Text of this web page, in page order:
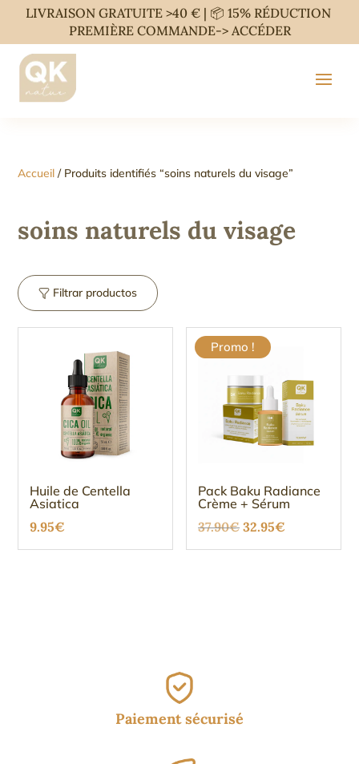
LIVRAISON GRATUITE >40 € | 📦 15% RÉDUCTION
PREMIÈRE COMMANDE-> ACCÉDER
Accueil / Produits identifiés “soins naturels du visage”
soins naturels du visage
Filtrar productos
Huile de Centella
Asiatica
9.95€
Promo !
Pack Baku Radiance
Crème + Sérum
37.90€ Le
prix
32.95€
prix
Paiement sécurisé